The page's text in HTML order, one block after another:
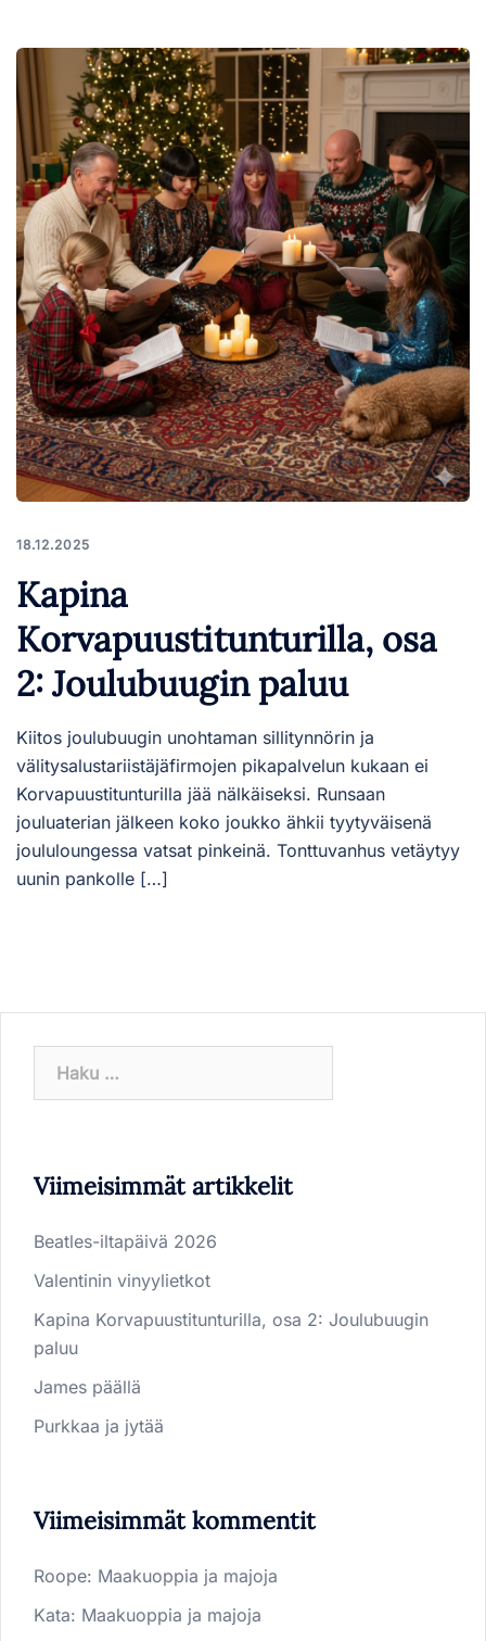
18.12.2025
Kapina
Korvapuustitunturilla, osa
2: Joulubuugin paluu
Kiitos joulubuugin unohtaman sillitynnörin ja
välitysalustariistäjäfirmojen pikapalvelun kukaan ei
Korvapuustitunturilla jää nälkäiseksi. Runsaan
jouluaterian jälkeen koko joukko ähkii tyytyväisenä
joululoungessa vatsat pinkeinä. Tonttuvanhus vetäytyy
uunin pankolle […]
Viimeisimmät artikkelit
Beatles-iltapäivä 2026
Valentinin vinyylietkot
Kapina Korvapuustitunturilla, osa 2: Joulubuugin
paluu
James päällä
Purkkaa ja jytää
Viimeisimmät kommentit
Roope: Maakuoppia ja majoja
Kata: Maakuoppia ja majoja